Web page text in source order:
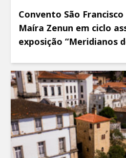
Convento São
Maíra Zenun em ciclo
exposição “Meridianos